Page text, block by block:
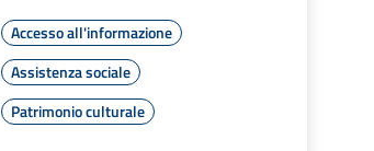
Accesso all'informazione
Assistenza sociale
Patrimonio culturale